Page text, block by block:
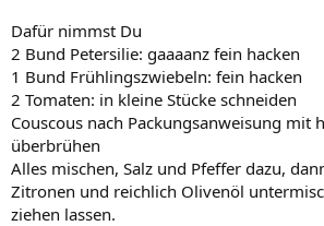
Dafür nimmst Du
2 Bund Petersilie: gaaaanz fein hacken
1 Bund Frühlingszwiebeln: fein hacken
2 Tomaten: in kleine Stücke schneiden
Couscous nach Packungsanweisung mit
überbrühen
Alles mischen, Salz und Pfeffer dazu,
Zitronen und reichlich Olivenöl
ziehen lassen.